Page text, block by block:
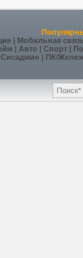
|Мобильная связь
| Авто |Спорт |
Сисадмин | ПК/